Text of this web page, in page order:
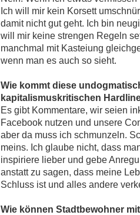
Ich will mir kein Korsett
damit nicht gut geht. Ich bin
will mir keine strengen Regeln
manchmal mit Kasteiung
wenn man es auch so sieht.
Wie kommt diese
kapitalismuskritischen
Es gibt Kommentare, wir seien
Facebook nutzen und unsere
aber da muss ich schmunzeln.
meins. Ich glaube nicht, dass
inspiriere lieber und gebe
anstatt zu sagen, dass meine
Schluss ist und alles andere
Wie können Stadtbewohner